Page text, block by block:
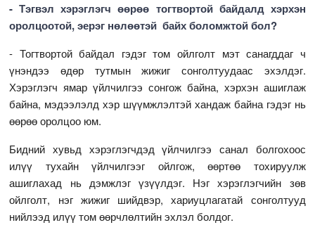
- Тэгвэл хэрэглэгч өөрөө тогтвортой байдалд хэрхэн
оролцоотой, эерэг нөлөөтэй байх боломжтой бол?
- Тогтвортой байдал гэдэг том ойлголт мэт санагддаг ч
үнэндээ өдөр тутмын жижиг сонголтуудаас эхэлдэг.
Хэрэглэгч ямар үйлчилгээ сонгож байна, хэрхэн ашиглаж
байна, мэдээлэлд хэр шүүмжлэлтэй хандаж байна гэдэг нь
өөрөө оролцоо юм.
Бидний хувьд хэрэглэгчдэд үйлчилгээ санал болгохоос
илүү тухайн үйлчилгээг ойлгож, өөртөө тохируулж
ашиглахад нь дэмжлэг үзүүлдэг. Нэг хэрэглэгчийн зөв
ойлголт, нэг жижиг шийдвэр, хариуцлагатай сонголтууд
нийлээд илүү том өөрчлөлтийн эхлэл болдог.